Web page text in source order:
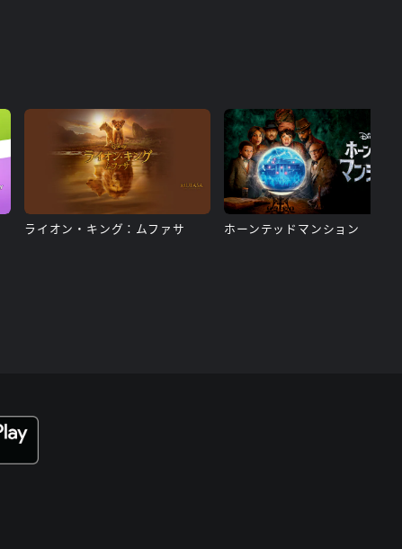
ライオン・キング：ムファサ ホーンテッドマンション